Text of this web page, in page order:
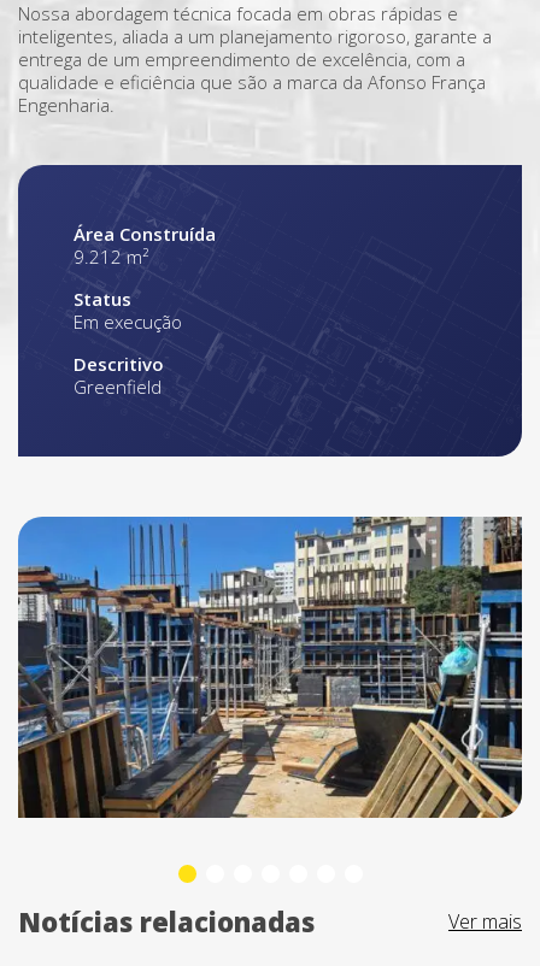
Nossa abordagem técnica focada em obras rápidas e
inteligentes, aliada a um planejamento rigoroso, garante a
entrega de um empreendimento de excelência, com a
qualidade e eficiência que são a marca da Afonso França
Engenharia.
Área Construída
9.212 m²
Status
Em execução
Descritivo
Greenfield
Notícias relacionadas Ver mais